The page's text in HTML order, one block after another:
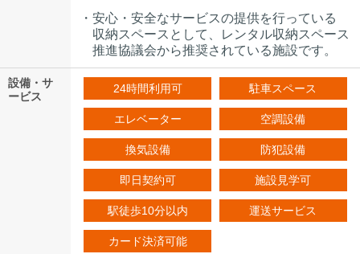
・安心・安全なサービスの提供を行っている
収納スペースとして、レンタル収納スペース
推進協議会から推奨されている施設です。
設備・サ
ービス
24時間利用可 駐車スペース
エレベーター 空調設備
換気設備 防犯設備
即日契約可 施設見学可
駅徒歩10分以内 運送サービス
カード決済可能